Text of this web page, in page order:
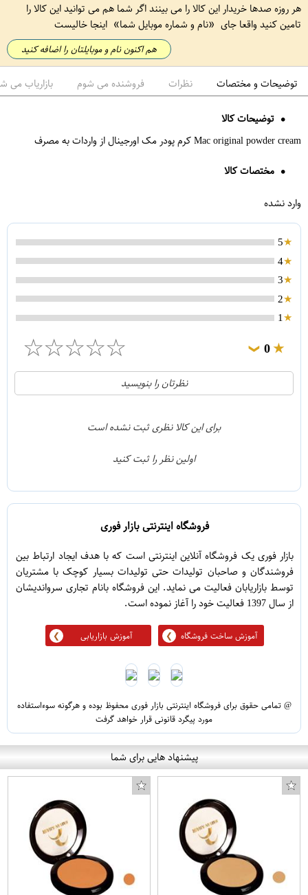
هر روزه صدها خریدار این کالا را می بینند اگر شما هم می توانید این کالا را
تامین کنید واقعا جای
نام و شماره موبایل شما اینجا خالیست
هم اکنون نام و موبایلتان را اضافه کنید
توضیحات و مختصات نظرات فروشنده می شوم بازاریاب می
توضیحات کالا
Mac original powder cream کرم پودر مک اورجینال از واردات به مصرف
مختصات کالا
وارد نشده
5
4
3
2
1
0
❯
☆
☆
☆
☆
☆
0
0
نظرتان را بنویسید
برای این کالا نظری ثبت نشده است
اولین نظر را ثبت کنید
فروشگاه اینترنتی بازار فوری
بازار فوری یک فروشگاه آنلاین اینترنتی است که با هدف ایجاد ارتباط بین
فروشندگان و صاحبان تولیدات حتی تولیدات بسیار کوچک با مشتریان
توسط بازاریابان فعالیت می نماید. این فروشگاه بانام تجاری سرواندیشان
از سال 1397 فعالیت خود را آغاز نموده است.
آموزش ساخت فروشگاه آموزش بازاریابی
@ تمامی حقوق برای فروشگاه اینترنتی بازار فوری محفوظ بوده و هرگونه سوءاستفاده
مورد پیگرد قانونی قرار خواهد گرفت
پیشنهاد هایی برای شما